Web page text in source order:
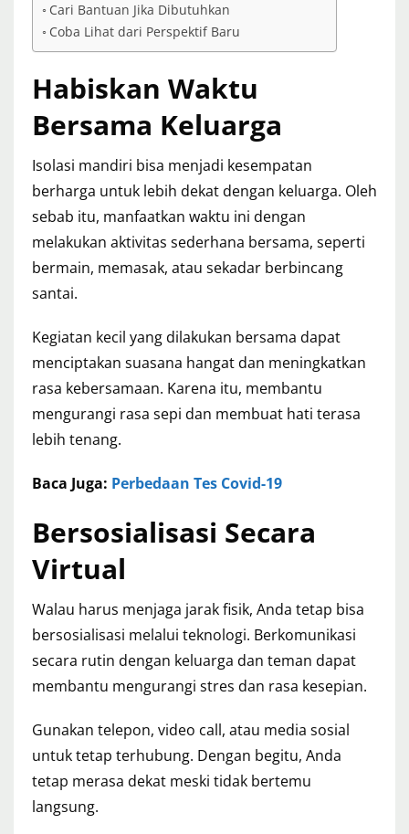
Cari Bantuan Jika Dibutuhkan
Coba Lihat dari Perspektif Baru
Habiskan Waktu
Bersama Keluarga
Isolasi mandiri bisa menjadi kesempatan
berharga untuk lebih dekat dengan keluarga. Oleh
sebab itu, manfaatkan waktu ini dengan
melakukan aktivitas sederhana bersama, seperti
bermain, memasak, atau sekadar berbincang
santai.
Kegiatan kecil yang dilakukan bersama dapat
menciptakan suasana hangat dan meningkatkan
rasa kebersamaan. Karena itu, membantu
mengurangi rasa sepi dan membuat hati terasa
lebih tenang.
Baca Juga: Perbedaan Tes Covid-19
Bersosialisasi Secara
Virtual
Walau harus menjaga jarak fisik, Anda tetap bisa
bersosialisasi melalui teknologi. Berkomunikasi
secara rutin dengan keluarga dan teman dapat
membantu mengurangi stres dan rasa kesepian.
Gunakan telepon, video call, atau media sosial
untuk tetap terhubung. Dengan begitu, Anda
tetap merasa dekat meski tidak bertemu
langsung.